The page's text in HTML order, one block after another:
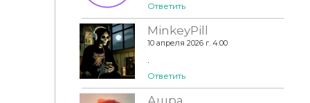
Ответить
MinkeyPill
10 апреля 2026 г. 4:00
.
Ответить